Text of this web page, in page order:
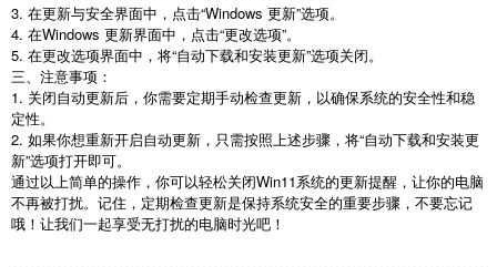
3. 在更新与安全界面中，点击“Windows 更新”选项。
4. 在Windows 更新界面中，点击“更改选项”。
5. 在更改选项界面中，将“自动下载和安装更新”选项关闭。
三、注意事项：
1. 关闭自动更新后，你需要定期手动检查更新，以确保系统的安全性和稳
定性。
2. 如果你想重新开启自动更新，只需按照上述步骤，将“自动下载和安装更
新”选项打开即可。
通过以上简单的操作，你可以轻松关闭Win11系统的更新提醒，让你的电脑
不再被打扰。记住，定期检查更新是保持系统安全的重要步骤，不要忘记
哦！让我们一起享受无打扰的电脑时光吧！